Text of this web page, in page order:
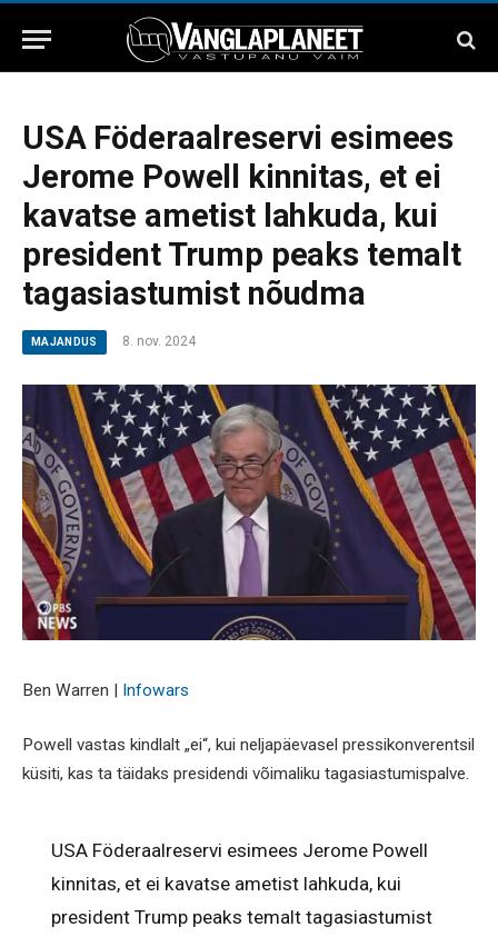
USA Föderaalreservi esimees
Jerome Powell kinnitas, et ei
kavatse ametist lahkuda, kui
president Trump peaks temalt
tagasiastumist nõudma
MAJANDUS 8. nov. 2024
Ben Warren | Infowars
Powell vastas kindlalt „ei“, kui neljapäevasel pressikonverentsil
küsiti, kas ta täidaks presidendi võimaliku tagasiastumispalve.
USA Föderaalreservi esimees Jerome Powell
kinnitas, et ei kavatse ametist lahkuda, kui
president Trump peaks temalt tagasiastumist